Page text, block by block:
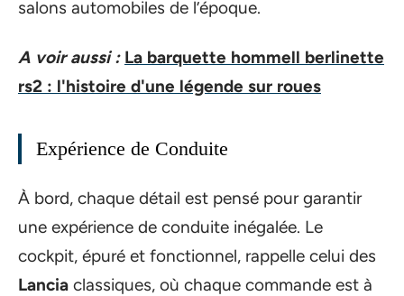
salons automobiles de l’époque.
A voir aussi : La barquette hommell berlinette
rs2 : l'histoire d'une légende sur roues
Expérience de Conduite
À bord, chaque détail est pensé pour garantir
une expérience de conduite inégalée. Le
cockpit, épuré et fonctionnel, rappelle celui des
Lancia classiques, où chaque commande est à